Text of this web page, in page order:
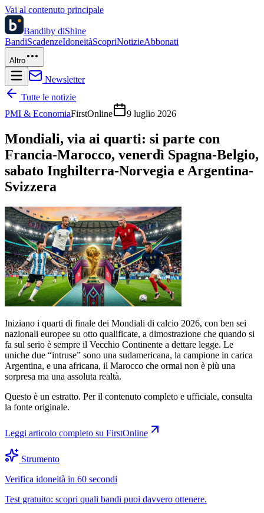
Vai al contenuto principale
Bandiby diShine
BandiScadenzeIdoneitàScopriNotizieAbbonati
Altro
Newsletter
Tutte le notizie
PMI & EconomiaFirstOnline 9 luglio 2026
Mondiali, via ai quarti: si parte con
Francia-Marocco, venerdì Spagna-Belgio,
sabato Inghilterra-Norvegia e Argentina-
Svizzera
Iniziano i quarti di finale dei Mondiali di calcio 2026, con ben sei
nazionali europee su otto qualificate, a dimostrazione che quando si
fa sul serio è sempre il Vecchio Continente a dettare legge. Le
uniche due “intruse” sono una sudamericana, la campione in carica
Argentina, e una africana, il Marocco che ormai non è più una
sorpresa ma una assoluta realtà.
Questo è un estratto. Per il contenuto completo e ufficiale, consulta
la fonte originale.
Leggi articolo completo su FirstOnline
Strumento
Verifica idoneità in 60 secondi
Test gratuito: scopri quali bandi puoi davvero ottenere.